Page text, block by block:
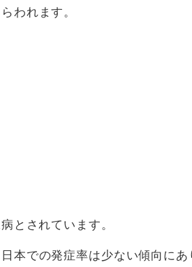
われます。
とされています。
本での発症率は少ない傾向にあ